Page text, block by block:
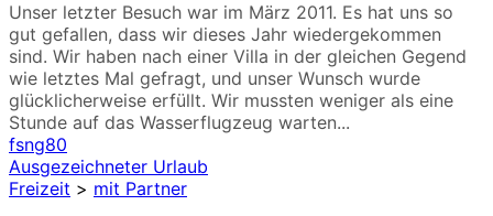
Unser letzter Besuch war im März 2011. Es hat uns so
gut gefallen, dass wir dieses Jahr wiedergekommen
sind. Wir haben nach einer Villa in der gleichen Gegend
wie letztes Mal gefragt, und unser Wunsch wurde
glücklicherweise erfüllt. Wir mussten weniger als eine
Stunde auf das Wasserflugzeug warten...
fsng80
Ausgezeichneter Urlaub
Freizeit > mit Partner